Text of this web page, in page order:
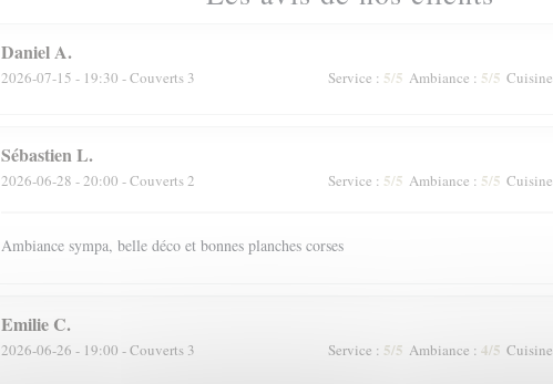
DanielA
2026-07-15 - 19:30 - Couverts 3 Service : 5/5 Ambiance : 5/5 Cuisine
SébastienL
2026-06-28 - 20:00 - Couverts 2 Service : 5/5 Ambiance : 5/5 Cuisine
Ambiance sympa, belle déco et bonnes planches corses
Emilie C
2026-06-26 - 19:00 - Couverts 3 Service : 5/5 Ambiance : 4/5 Cuisine